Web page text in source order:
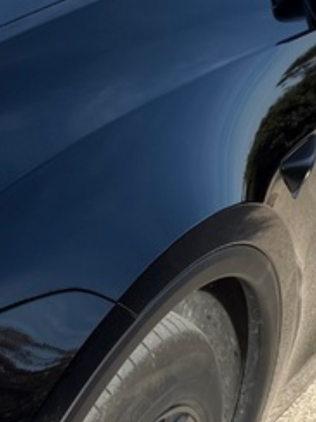
VOTRE OFFICE DE TOURISME
VOS QUESTIONS, NOS RÉPONSES